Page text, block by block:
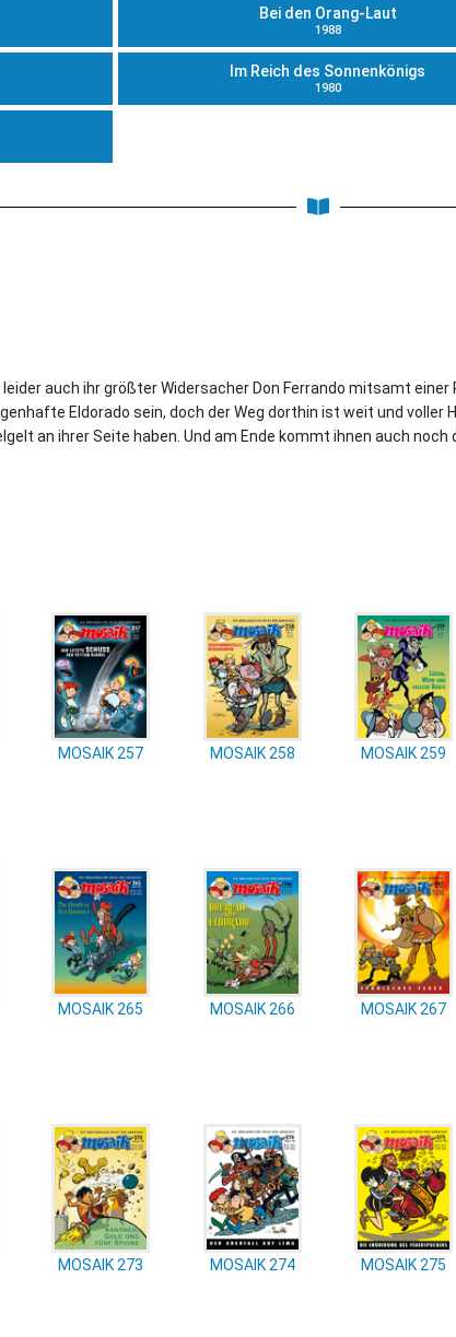
Bei den Orang-Laut
1988
Im Reich des Sonnenkönigs
1980
auch ihr größter Widersacher Don Ferrando mitsamt
Eldorado sein, doch der Weg dorthin ist weit und
an ihrer Seite haben. Und am Ende kommt ihnen auch noch
MOSAIK 257 MOSAIK 258 MOSAIK 259
MOSAIK 265 MOSAIK 266 MOSAIK 267
MOSAIK 273 MOSAIK 274 MOSAIK 275